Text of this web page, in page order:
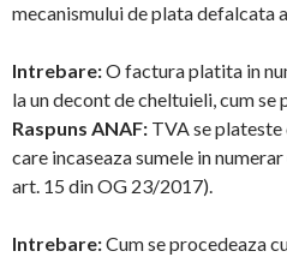
mecanismului de plata defalcata
Intrebare:O factura platita in
la un decont de cheltuieli, cum se
Raspuns ANAF: TVA se
care incaseaza sumele in
art. 15 din OG 23/2017).
Intrebare:Cum se procedeaza